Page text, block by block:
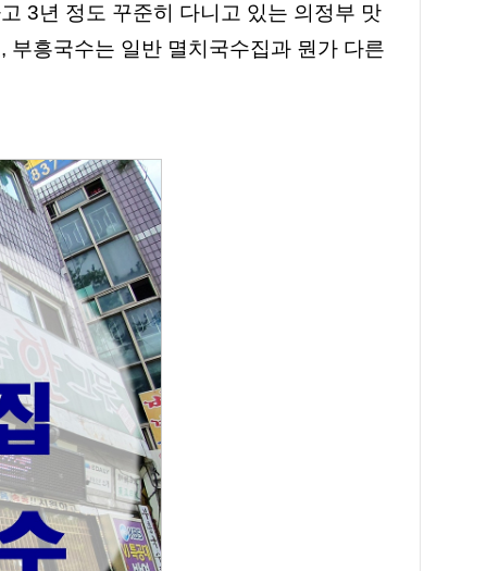
3년 정도 꾸준히 다니고 있는 의정부 맛
흥국수는 일반 멸치국수집과 뭔가 다른